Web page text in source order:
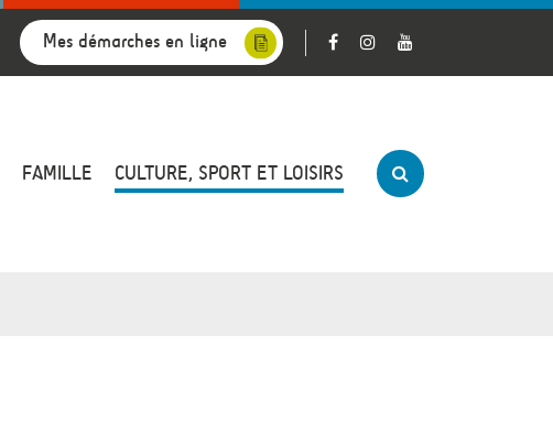
Mes démarches en ligne
FAMILLE CULTURE, SPORT ET LOISIRS